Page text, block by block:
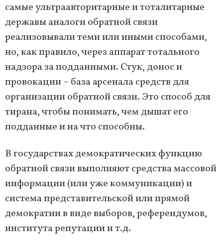
самые ультраавторитарные и тоталитарные
державы аналоги обратной связи
реализовывали теми или иными способами,
но, как правило, через аппарат тотального
надзора за подданными. Стук, донос и
провокации – база арсенала средств для
организации обратной связи. Это способ для
тирана, чтобы понимать, чем дышат его
подданные и на что способны.
В государствах демократических функцию
обратной связи выполняют средства массовой
информации (или уже коммуникации) и
система представительской или прямой
демократии в виде выборов, референдумов,
института репутации и т.д.